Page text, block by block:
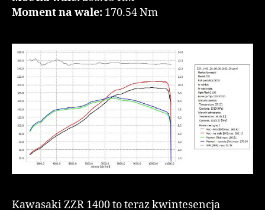
Moment na wale: 170.54 Nm
Kawasaki ZZR 1400 to teraz kwintesencja